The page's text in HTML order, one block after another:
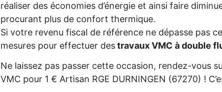
réaliser des économies d’énergie et ainsi faire
procurant plus de confort thermique.
Si votre revenu fiscal de référence ne dépasse pas
mesures pour effectuer destravaux VMC à double
Ne laissez pas passer cette occasion, rendez-vous
VMC pour 1 € Artisan RGE DURNINGEN (67270) !